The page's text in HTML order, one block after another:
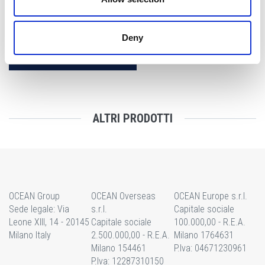
Deny
Capacità:471L
RICHIEDI INFORMAZIONI
ALTRI PRODOTTI
OCEAN Group
Sede legale: Via
Leone XIII, 14 - 20145
Milano Italy
OCEAN Overseas
s.r.l.
Capitale sociale
2.500.000,00 - R.E.A.
Milano 154461
P.Iva: 12287310150
OCEAN Europe s.r.l.
Capitale sociale
100.000,00 - R.E.A.
Milano 1764631
P.Iva: 04671230961